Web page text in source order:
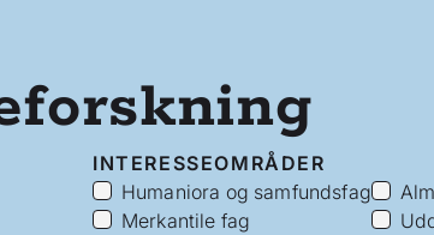
INTERESSEOMRÅDER
Humaniora og samfundsfag
Merkantile fag